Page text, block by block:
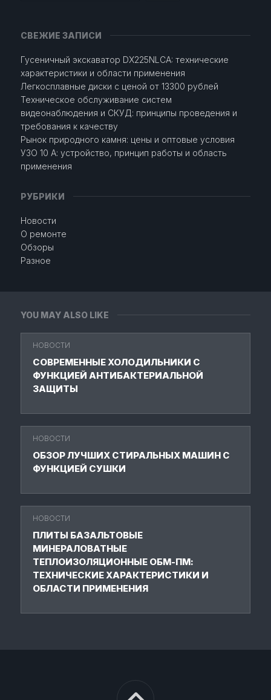
YOU MAY ALSO LIKE
НОВОСТИ
СОВРЕМЕННЫЕ ХОЛОДИЛЬНИКИ С
ФУНКЦИЕЙ АНТИБАКТЕРИАЛЬНОЙ
ЗАЩИТЫ
НОВОСТИ
ОБЗОР ЛУЧШИХ СТИРАЛЬНЫХ МАШИН С
ФУНКЦИЕЙ СУШКИ
НОВОСТИ
ПЛИТЫ БАЗАЛЬТОВЫЕ
МИНЕРАЛОВАТНЫЕ
ТЕПЛОИЗОЛЯЦИОННЫЕ ОБМ-ПМ:
ТЕХНИЧЕСКИЕ ХАРАКТЕРИСТИКИ И
ОБЛАСТИ ПРИМЕНЕНИЯ
СВЕЖИЕ ЗАПИСИ
Гусеничный экскаватор DX225NLCA: технические
характеристики и области применения
Легкосплавные диски с ценой от 13300 рублей
Техническое обслуживание систем
видеонаблюдения и СКУД: принципы проведения и
требования к качеству
Рынок природного камня: цены и оптовые условия
УЗО 10 А: устройство, принцип работы и область
применения
РУБРИКИ
Новости
О ремонте
Обзоры
Разное